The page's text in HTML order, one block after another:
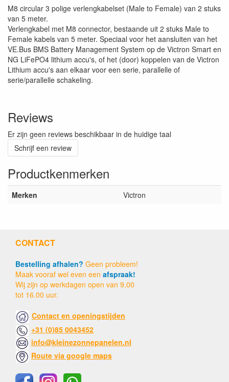
M8 circular 3 polige verlengkabelset (Male to Female) van 2 stuks
van 5 meter.
Verlengkabel met M8 connector, bestaande uit 2 stuks Male to
Female kabels van 5 meter. Speciaal voor het aansluiten van het
VE.Bus BMS Battery Management System op de Victron Smart en
NG LiFePO4 lithium accu's, of het (door) koppelen van de Victron
Lithium accu's aan elkaar voor een serie, parallelle of
serie/parallelle schakeling.
Reviews
Er zijn geen reviews beschikbaar in de huidige taal
Schrijf een review
Productkenmerken
Merken Victron
CONTACT
Bestelling afhalen? Geen probleem!
Maak vooraf wel even een afspraak!
Wij zijn op werkdagen open van 9.00
tot 16.00 uur.
Contact en openingstijden
+31 (0)85 0043452
info@kleinezonnepanelen.nl
Route via google maps